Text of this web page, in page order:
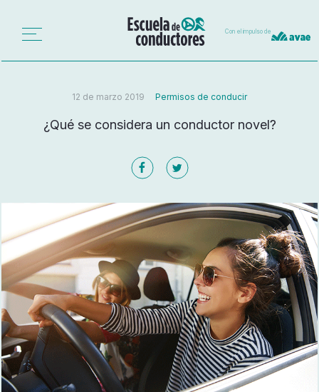
Con el impulso de
12 de marzo 2019 Permisos de conducir
¿Qué se considera un conductor novel?